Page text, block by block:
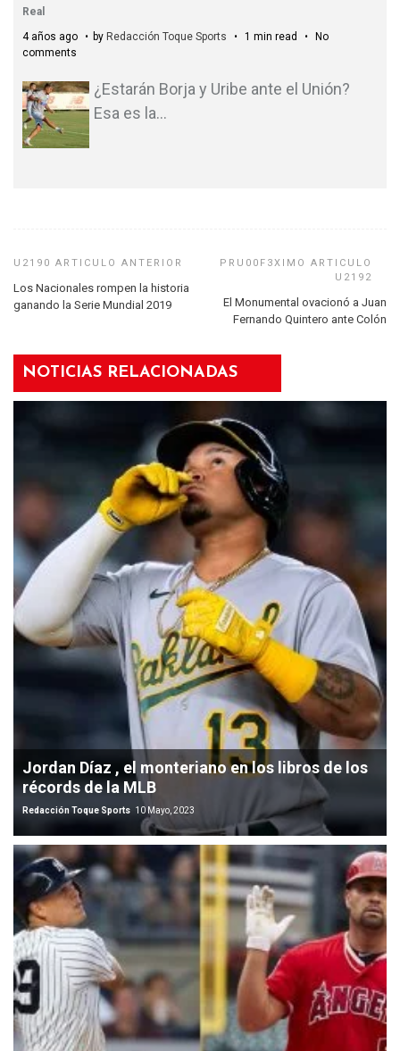
Real
4 años ago
by Redacción Toque Sports 1 min read
No
comments
¿Estarán Borja y Uribe ante el Unión?
Esa es la…
Los Nacionales rompen la historia
ganando la Serie Mundial 2019
El Monumental ovacionó a Juan
Fernando Quintero ante Colón
NOTICIAS RELACIONADAS
Jordan Díaz , el monteriano en los libros de los
récords de la MLB
Redacción Toque Sports 10 Mayo, 2023